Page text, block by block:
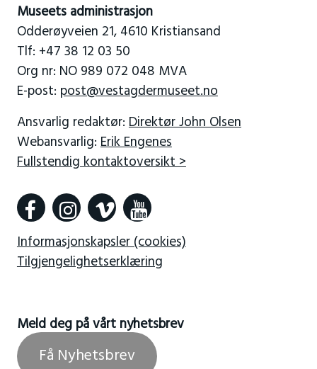
Museets administrasjon
Odderøyveien 21, 4610 Kristiansand
Tlf: +47 38 12 03 50
Org nr: NO 989 072 048 MVA
E-post: post@vestagdermuseet.no
Ansvarlig redaktør: Direktør John Olsen
Webansvarlig: Erik Engenes
Fullstendig kontaktoversikt >
Informasjonskapsler (cookies)
Tilgjengelighetserklæring
Meld deg på vårt nyhetsbrev
Få Nyhetsbrev